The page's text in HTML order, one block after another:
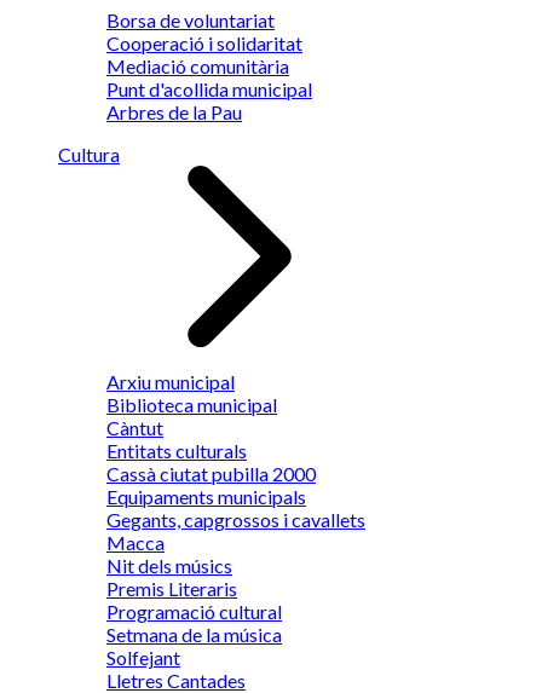
Borsa de voluntariat
Cooperació i solidaritat
Mediació comunitària
Punt d'acollida municipal
Arbres de la Pau
Cultura
Arxiu municipal
Biblioteca municipal
Càntut
Entitats culturals
Cassà ciutat pubilla 2000
Equipaments municipals
Gegants, capgrossos i cavallets
Macca
Nit dels músics
Premis Literaris
Programació cultural
Setmana de la música
Solfejant
Lletres Cantades